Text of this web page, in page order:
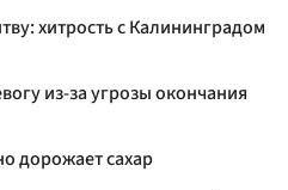
хитрость с Калининградом
из-за угрозы окончания
дорожает сахар